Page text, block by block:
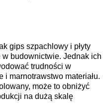
gips szpachlowy i płyty
budownictwie. Jednak ich
trudności w
marnotrawstwo materiału.
może to obniżyć
na dużą skalę